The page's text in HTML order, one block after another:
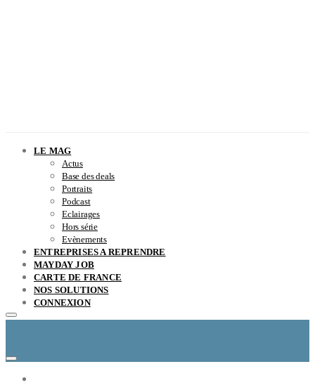
LE MAG
Actus
Base des deals
Portraits
Podcast
Eclairages
Hors série
Evènements
ENTREPRISES A REPRENDRE
MAYDAY JOB
CARTE DE FRANCE
NOS SOLUTIONS
CONNEXION